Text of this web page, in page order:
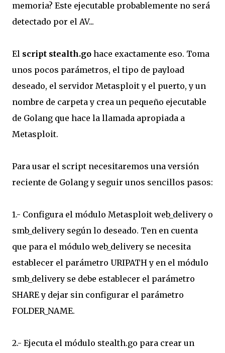
memoria? Este ejecutable probablemente no será
detectado por el AV...
El script stealth.go hace exactamente eso. Toma
unos pocos parámetros, el tipo de payload
deseado, el servidor Metasploit y el puerto, y un
nombre de carpeta y crea un pequeño ejecutable
de Golang que hace la llamada apropiada a
Metasploit.
Para usar el script necesitaremos una versión
reciente de Golang y seguir unos sencillos pasos:
1.- Configura el módulo Metasploit web_delivery o
smb_delivery según lo deseado. Ten en cuenta
que para el módulo web_delivery se necesita
establecer el parámetro URIPATH y en el módulo
smb_delivery se debe establecer el parámetro
SHARE y dejar sin configurar el parámetro
FOLDER_NAME.
2.- Ejecuta el módulo stealth.go para crear un